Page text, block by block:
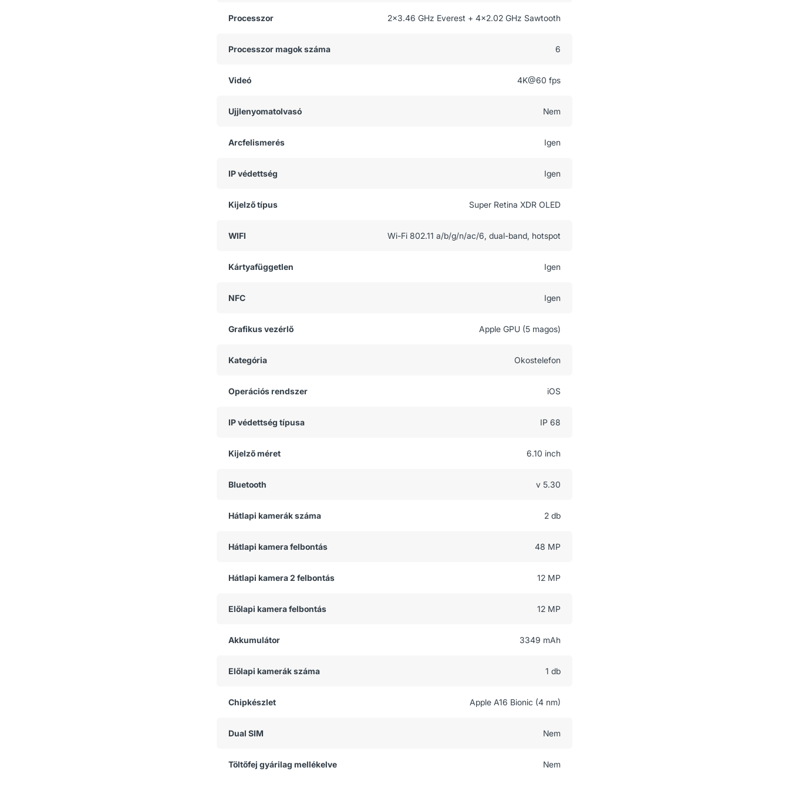
Processzor 2x3.46 GHz Everest + 4x2.02 GHz Sawtooth
Processzor magok száma 6
Videó 4K@60 fps
Ujjlenyomatolvasó Nem
Arcfelismerés Igen
IP védettség Igen
Kijelző típus Super Retina XDR OLED
WIFI Wi-Fi 802.11 a/b/g/n/ac/6, dual-band, hotspot
Kártyafüggetlen Igen
NFC Igen
Grafikus vezérlő Apple GPU (5 magos)
Kategória Okostelefon
Operációs rendszer iOS
IP védettség típusa IP 68
Kijelző méret 6.10 inch
Bluetooth v 5.30
Hátlapi kamerák száma 2 db
Hátlapi kamera felbontás 48 MP
Hátlapi kamera 2 felbontás 12 MP
Előlapi kamera felbontás 12 MP
Akkumulátor 3349 mAh
Előlapi kamerák száma 1 db
Chipkészlet Apple A16 Bionic (4 nm)
Dual SIM Nem
Töltőfej gyárilag mellékelve Nem